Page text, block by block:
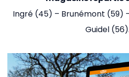
Ingré (45) – Brunémont (59)
Guidel (56).